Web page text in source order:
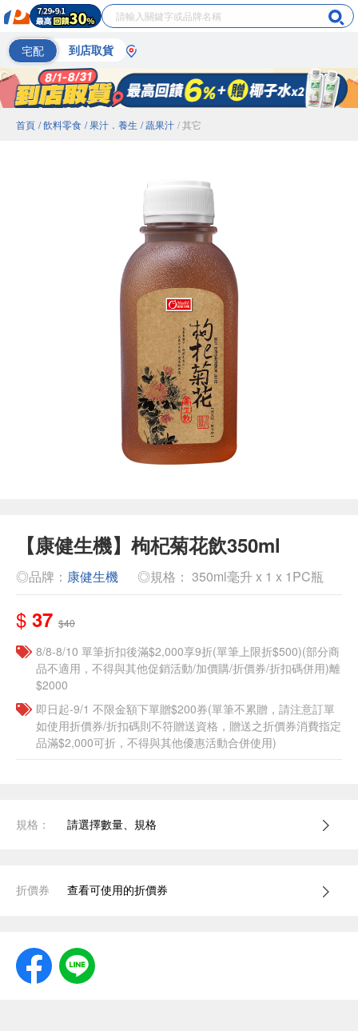
宅配 到店取貨
首頁 / 飲料零食 / 果汁．養生 / 蔬果汁 / 其它
【康健生機】枸杞菊花飲350ml
◎品牌： 康健生機 ◎規格： 350ml毫升 x 1 x 1PC瓶
$ 37 $40
8/8-8/10 單筆折扣後滿$2,000享9折(單筆上限折$500)(部分商
品不適用，不得與其他促銷活動/加價購/折價券/折扣碼併用)離
$2000
即日起-9/1 不限金額下單贈$200券(單筆不累贈，請注意訂單
如使用折價券/折扣碼則不符贈送資格，贈送之折價券消費指定
品滿$2,000可折，不得與其他優惠活動合併使用)
規格： 請選擇數量、規格
折價券 查看可使用的折價券